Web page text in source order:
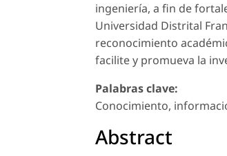
ingeniería, a fin de
Universidad Distrital
reconocimiento
facilite y promueva la
Palabras clave:
Conocimiento,
Abstract